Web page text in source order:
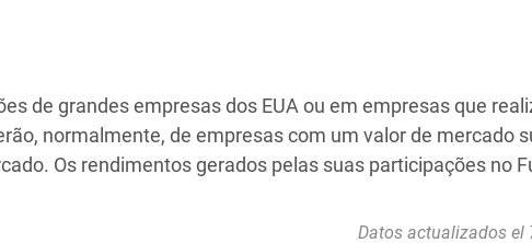
de grandes empresas dos EUA ou em empresas que
normalmente, de empresas com um valor de mercado
Os rendimentos gerados pelas suas participações no
Datos actualizados el